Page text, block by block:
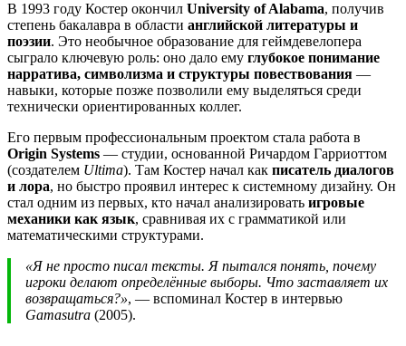
В 1993 году Костер окончил University of Alabama, получив
степень бакалавра в области английской литературы и
поэзии. Это необычное образование для геймдевелопера
сыграло ключевую роль: оно дало ему глубокое понимание
нарратива, символизма и структуры повествования —
навыки, которые позже позволили ему выделяться среди
технически ориентированных коллег.
Его первым профессиональным проектом стала работа в
Origin Systems — студии, основанной Ричардом Гарриоттом
(создателем Ultima). Там Костер начал как писатель диалогов
и лора, но быстро проявил интерес к системному дизайну. Он
стал одним из первых, кто начал анализировать игровые
механики как язык, сравнивая их с грамматикой или
математическими структурами.
«Я не просто писал тексты. Я пытался понять, почему
игроки делают определённые выборы. Что заставляет их
возвращаться?», — вспоминал Костер в интервью
Gamasutra (2005).